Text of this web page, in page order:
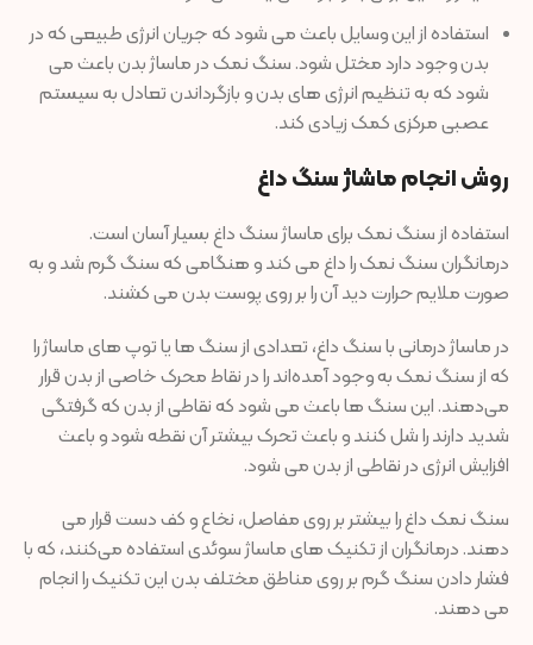
استفاده از این وسایل باعث می شود که جریان انرژی طبیعی که در
بدن وجود دارد مختل شود. سنگ نمک در ماساژ بدن باعث می
شود که به تنظیم انرژی های بدن و بازگرداندن تعادل به سیستم
عصبی مرکزی کمک زیادی کند.
روش انجام ماشاژ سنگ داغ
استفاده از سنگ نمک برای ماساژ سنگ داغ بسیار آسان است.
درمانگران سنگ نمک را داغ می کند و هنگامی که سنگ گرم شد و به
صورت ملایم حرارت دید آن را بر روی پوست بدن می کشند.
در ماساژ درمانی با سنگ داغ، تعدادی از سنگ ها یا توپ های ماساژ را
که از سنگ نمک به وجود آمده‌اند را در نقاط محرک خاصی از بدن قرار
می‌دهند. این سنگ ها باعث می شود که نقاطی از بدن که گرفتگی
شدید دارند را شل کنند و باعث تحرک بیشتر آن نقطه شود و باعث
افزایش انرژی در نقاطی از بدن می شود.
سنگ نمک داغ را بیشتر بر روی مفاصل، نخاع و کف دست قرار می
دهند. درمانگران از تکنیک های ماساژ سوئدی استفاده می‌کنند، که با
فشار دادن سنگ گرم بر روی مناطق مختلف بدن این تکنیک را انجام
می دهند.